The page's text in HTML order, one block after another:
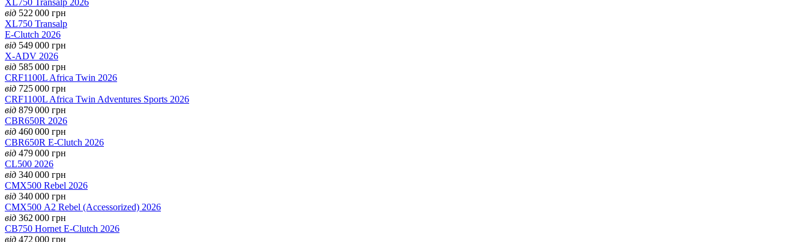
XL750 Transalp 2026
від 522 000 грн
XL750 Transalp
E-Clutch 2026
від 549 000 грн
X-ADV 2026
від 585 000 грн
CRF1100L Africa Twin 2026
від 725 000 грн
CRF1100L Africa Twin Adventures Sports 2026
від 879 000 грн
CBR650R 2026
від 460 000 грн
CBR650R E-Clutch 2026
від 479 000 грн
CL500 2026
від 340 000 грн
CMX500 Rebel 2026
від 340 000 грн
CMX500 А2 Rebel (Accessorized) 2026
від 362 000 грн
CB750 Hornet E-Clutch 2026
від 472 000 грн